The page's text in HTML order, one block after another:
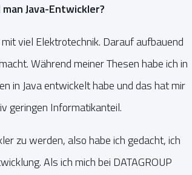
Java-Entwickler?
viel Elektrotechnik. Darauf aufbauend
Während meiner Thesen habe ich in
in Java entwickelt habe und das hat mir
geringen Informatikanteil.
zu werden, also habe ich gedacht, ich
Als ich mich bei DATAGROUP